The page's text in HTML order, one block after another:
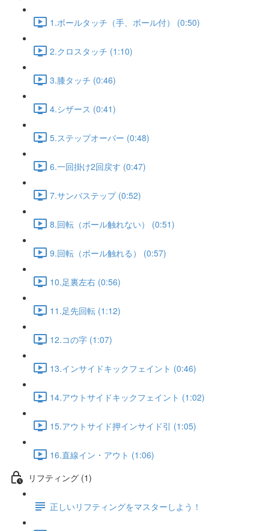
1.ボールタッチ（手、ボール付） (0:50)
2.クロスタッチ (1:10)
3.膝タッチ (0:46)
4.シザース (0:41)
5.ステップオーバー (0:48)
6.一回掛け2回戻す (0:47)
7.サンバステップ (0:52)
8.回転（ボール触れない） (0:51)
9.回転（ボール触れる） (0:57)
10.足裏左右 (0:56)
11.足先回転 (1:12)
12.コの字 (1:07)
13.インサイドキックフェイント (0:46)
14.アウトサイドキックフェイント (1:02)
15.アウトサイド押インサイド引 (1:05)
16.直線イン・アウト (1:06)
リフティング (1)
正しいリフティングをマスターしよう！